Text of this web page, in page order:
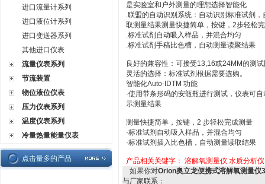
进口流量计系列
进口液位计系列
进口变送器系列
其他进口仪表
流量仪表系列
节流装置
物位液位仪表
压力仪表系列
温度仪表系列
冷量热量能量仪表
点击量多的产品
是实验室和户外测量的理想选择智能化
.联盟的自动识别系统：自动识别标准试剂
取测量结果测量快捷简单，按键，2步轻松
.标准试剂自动吸入样品，并混合均匀
.标准试剂手稿比色槽，自动测量读聚结果
良好的兼容性：可接受13,16或24MM的测
灵活的选择：标准试剂根据需要选购。
智能化Auto-IDTM 功能
·使用带条形码的安瓿瓶进行测试，仪表可
示测量结果
测量快捷简单，按键，2 步轻松完成测量
·标准试剂自动吸入样品，并混合均匀
·标准试剂插入比色槽，自动测量读取结果
产品相关关键字： 溶解氧测量仪 水质分析仪
如果你对Orion奥立龙便携式溶解氧测量仪
与厂家联系：